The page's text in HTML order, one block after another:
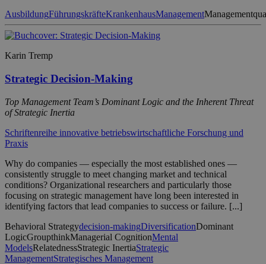
AusbildungFührungskräfteKrankenhausManagement
Karin Tremp
Strategic Decision-Making
Top Management Team’s Dominant Logic and the Inherent Threat
of Strategic Inertia
Schriftenreihe innovative betriebswirtschaftliche Forschung und
Praxis
Why do companies — especially the most established ones —
consistently struggle to meet changing market and technical
conditions? Organizational researchers and particularly those
focusing on strategic management have long been interested in
identifying factors that lead companies to success or failure. [...]
Behavioral Strategydecision-makingDiversificationDominant
LogicGroupthinkManagerial CognitionMental
ModelsRelatednessStrategic InertiaStrategic
ManagementStrategisches Management